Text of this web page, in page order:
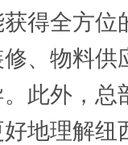
得全方位
、物料供
此外，总
地理解纽